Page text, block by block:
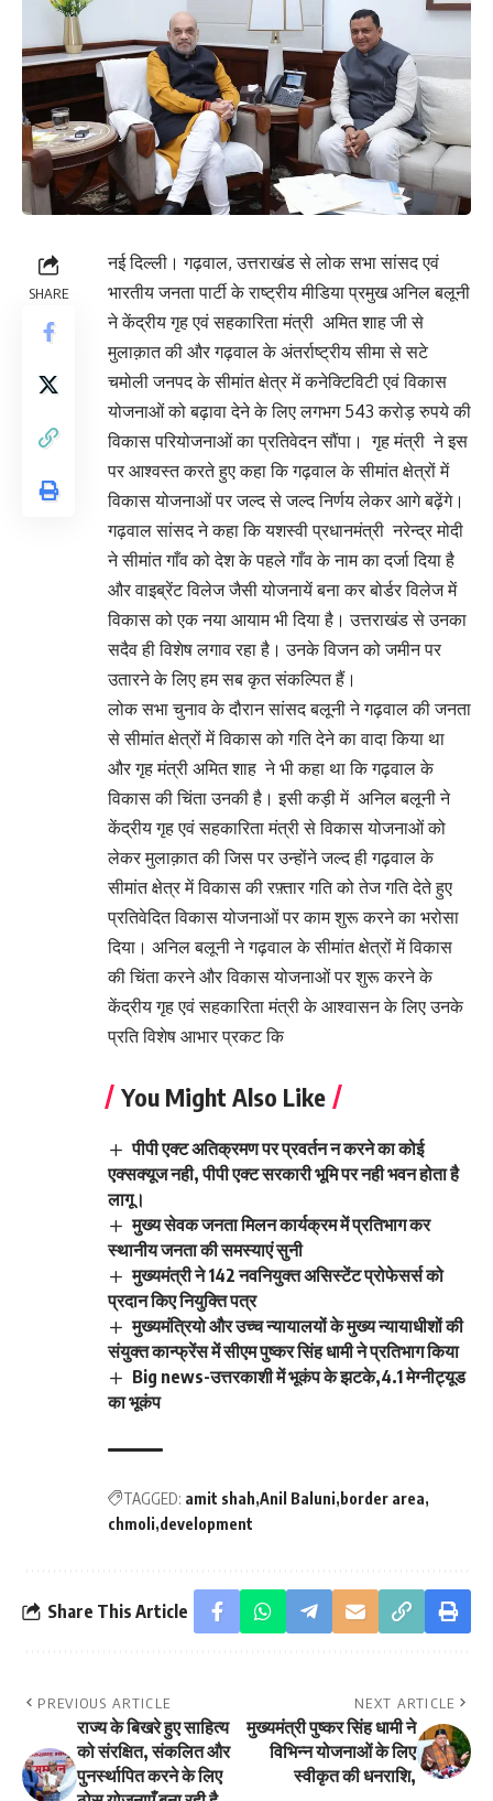
SHARE
नई दिल्ली। गढ़वाल, उत्तराखंड से लोक सभा सांसद एवं
भारतीय जनता पार्टी के राष्ट्रीय मीडिया प्रमुख अनिल बलूनी
ने केंद्रीय गृह एवं सहकारिता मंत्री अमित शाह जी से
मुलाक़ात की और गढ़वाल के अंतर्राष्ट्रीय सीमा से सटे
चमोली जनपद के सीमांत क्षेत्र में कनेक्टिविटी एवं विकास
योजनाओं को बढ़ावा देने के लिए लगभग 543 करोड़ रुपये की
विकास परियोजनाओं का प्रतिवेदन सौंपा। गृह मंत्री ने इस
पर आश्वस्त करते हुए कहा कि गढ़वाल के सीमांत क्षेत्रों में
विकास योजनाओं पर जल्द से जल्द निर्णय लेकर आगे बढ़ेंगे।
गढ़वाल सांसद ने कहा कि यशस्वी प्रधानमंत्री नरेन्द्र मोदी
ने सीमांत गाँव को देश के पहले गाँव के नाम का दर्जा दिया है
और वाइब्रेंट विलेज जैसी योजनायें बना कर बोर्डर विलेज में
विकास को एक नया आयाम भी दिया है। उत्तराखंड से उनका
सदैव ही विशेष लगाव रहा है। उनके विजन को जमीन पर
उतारने के लिए हम सब कृत संकल्पित हैं।
लोक सभा चुनाव के दौरान सांसद बलूनी ने गढ़वाल की जनता
से सीमांत क्षेत्रों में विकास को गति देने का वादा किया था
और गृह मंत्री अमित शाह ने भी कहा था कि गढ़वाल के
विकास की चिंता उनकी है। इसी कड़ी में अनिल बलूनी ने
केंद्रीय गृह एवं सहकारिता मंत्री से विकास योजनाओं को
लेकर मुलाक़ात की जिस पर उन्होंने जल्द ही गढ़वाल के
सीमांत क्षेत्र में विकास की रफ़्तार गति को तेज गति देते हुए
प्रतिवेदित विकास योजनाओं पर काम शुरू करने का भरोसा
दिया। अनिल बलूनी ने गढ़वाल के सीमांत क्षेत्रों में विकास
की चिंता करने और विकास योजनाओं पर शुरू करने के
केंद्रीय गृह एवं सहकारिता मंत्री के आश्वासन के लिए उनके
प्रति विशेष आभार प्रकट कि
You Might Also Like
पीपी एक्ट अतिक्रमण पर प्रवर्तन न करने का कोई
एक्सक्यूज नही, पीपी एक्ट सरकारी भूमि पर नही भवन होता है
लागू।
मुख्य सेवक जनता मिलन कार्यक्रम में प्रतिभाग कर
स्थानीय जनता की समस्याएं सुनी
मुख्यमंत्री ने 142 नवनियुक्त असिस्टेंट प्रोफेसर्स को
प्रदान किए नियुक्ति पत्र
मुख्यमंत्रियो और उच्च न्यायालयों के मुख्य न्यायाधीशों की
संयुक्त कान्फ्रेंस में सीएम पुष्कर सिंह धामी ने प्रतिभाग किया
Big news-उत्तरकाशी में भूकंप के झटके,4.1 मेग्नीट्यूड
का भूकंप
TAGGED: amit shah Anil Baluni border area
chmoli development
Share This Article
PREVIOUS ARTICLE
राज्य के बिखरे हुए साहित्य
को संरक्षित, संकलित और
पुनर्स्थापित करने के लिए
NEXT ARTICLE
मुख्यमंत्री पुष्कर सिंह धामी ने
विभिन्न योजनाओं के लिए
स्वीकृत की धनराशि,